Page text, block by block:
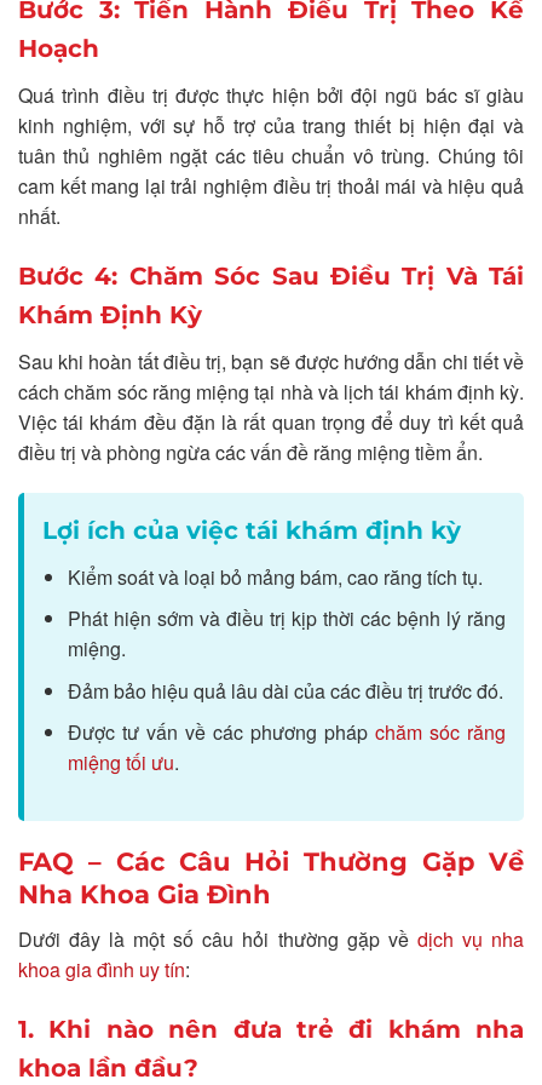
Bước 3: Tiến Hành Điều Trị Theo Kế
Hoạch
Quá trình điều trị được thực hiện bởi đội ngũ bác sĩ giàu
kinh nghiệm, với sự hỗ trợ của trang thiết bị hiện đại và
tuân thủ nghiêm ngặt các tiêu chuẩn vô trùng. Chúng tôi
cam kết mang lại trải nghiệm điều trị thoải mái và hiệu quả
nhất.
Bước 4: Chăm Sóc Sau Điều Trị Và Tái
Khám Định Kỳ
Sau khi hoàn tất điều trị, bạn sẽ được hướng dẫn chi tiết về
cách chăm sóc răng miệng tại nhà và lịch tái khám định kỳ.
Việc tái khám đều đặn là rất quan trọng để duy trì kết quả
điều trị và phòng ngừa các vấn đề răng miệng tiềm ẩn.
Lợi ích của việc tái khám định kỳ
Kiểm soát và loại bỏ mảng bám, cao răng tích tụ.
Phát hiện sớm và điều trị kịp thời các bệnh lý răng
miệng.
Đảm bảo hiệu quả lâu dài của các điều trị trước đó.
Được tư vấn về các phương pháp chăm sóc răng
miệng tối ưu.
FAQ – Các Câu Hỏi Thường Gặp Về
Nha Khoa Gia Đình
Dưới đây là một số câu hỏi thường gặp về dịch vụ nha
khoa gia đình uy tín:
1. Khi nào nên đưa trẻ đi khám nha
khoa lần đầu?